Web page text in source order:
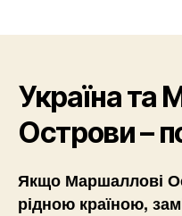
Україна та
Острови –
Якщо Маршаллові
рідною країною,